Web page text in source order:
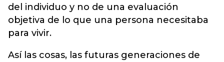
del individuo y no de una evaluación
objetiva de lo que una persona necesitaba
para vivir.
Así las cosas, las futuras generaciones de